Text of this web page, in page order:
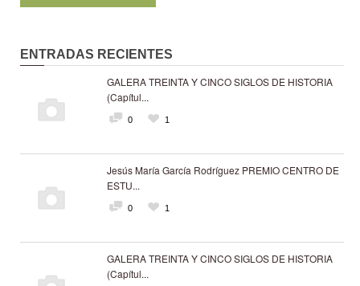
ENTRADAS RECIENTES
GALERA TREINTA Y CINCO SIGLOS DE HISTORIA
(Capítul...
0 1
Jesús María García Rodríguez PREMIO CENTRO DE
ESTU...
0 1
GALERA TREINTA Y CINCO SIGLOS DE HISTORIA
(Capítul...